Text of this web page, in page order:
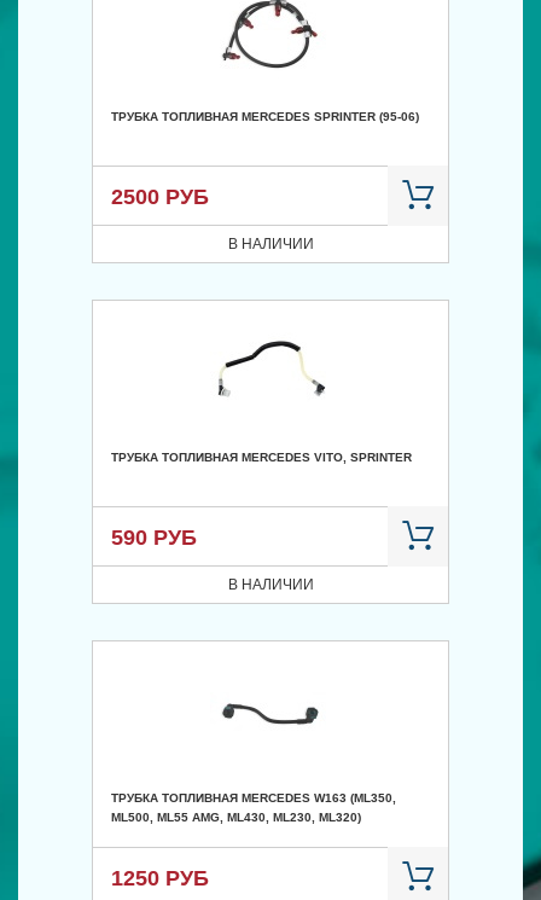
ТРУБКА ТОПЛИВНАЯ MERCEDES SPRINTER (95-06)
2500 РУБ
В НАЛИЧИИ
ТРУБКА ТОПЛИВНАЯ MERCEDES VITO, SPRINTER
590 РУБ
В НАЛИЧИИ
ТРУБКА ТОПЛИВНАЯ MERCEDES W163 (ML350,
ML500, ML55 AMG, ML430, ML230, ML320)
1250 РУБ